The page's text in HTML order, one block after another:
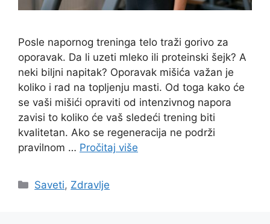
Posle napornog treninga telo traži gorivo za
oporavak. Da li uzeti mleko ili proteinski šejk? A
neki biljni napitak? Oporavak mišića važan je
koliko i rad na topljenju masti. Od toga kako će
se vaši mišići opraviti od intenzivnog napora
zavisi to koliko će vaš sledeći trening biti
kvalitetan. Ako se regeneracija ne podrži
pravilnom … Pročitaj više
Categories
Saveti, Zdravlje